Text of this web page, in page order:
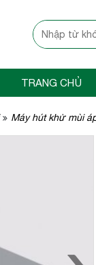
TRANG CHỦ
Máy hút khử mùi